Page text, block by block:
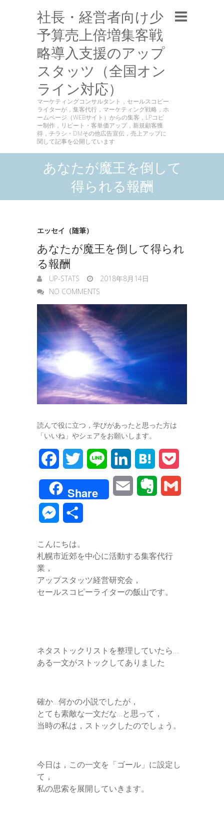
社長・経営者向け少
予算売上倍増集客戦
略導入支援のアップ
スタッツ（全国オン
ライン対応）
マーケティングコンサルタント，セールスコピー
ライターが，集客代行，マーケティング戦略，ホ
ームページ（WEBサイト）からの集客，LPコピ
ー制作，リピート・客単価アップ，新規顧客獲
得，チラシ・DMその他広告宣伝，売上アップに
関して記事を公開しています
あなたが魔王を倒して
得られる報酬
エッセイ（随筆）
あなたが魔王を倒して得られ
る報酬
UP-STATS
2018年8月14日
NO COMMENTS
読んで役に立つ，学びがあったと思った方は
「いいね」やシェアをお願いします。
a
c
e
b
o
o
k
w
i
e
r
i
n
i
n
d
I
n
a
t
a
o
c
Share
s
e
e
こんにちは。
札幌市近郊を中心に活動する集客代行
業，
アップスタッツ経営研究会，
セールスコピーライターの飯山です。
ネタストックリストを整理していたら…
ある一文がストックしてありました
確か…何かの小説でしたが，
とても素敵な一文だな…と思って，
当時の私は，ストックしたのでしょう。
今日は，この一文を「ゴール」に設定し
て，
私の思索を展開していきます。